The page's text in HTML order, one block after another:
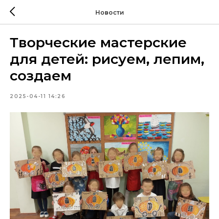
Новости
Творческие мастерские
для детей: рисуем, лепим,
создаем
2025-04-11 14:26